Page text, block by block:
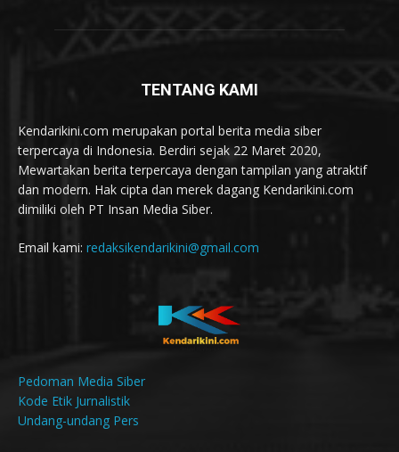
TENTANG KAMI
Kendarikini.com merupakan portal berita media siber
terpercaya di Indonesia. Berdiri sejak 22 Maret 2020,
Mewartakan berita terpercaya dengan tampilan yang atraktif
dan modern. Hak cipta dan merek dagang Kendarikini.com
dimiliki oleh PT Insan Media Siber.
Email kami: redaksikendarikini@gmail.com
Pedoman Media Siber
Kode Etik Jurnalistik
Undang-undang Pers